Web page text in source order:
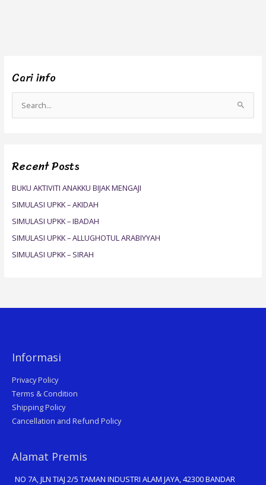
Cari info
e
c
o
r
:
Recent Posts
BUKU AKTIVITI ANAKKU BIJAK MENGAJI
SIMULASI UPKK – AKIDAH
SIMULASI UPKK – IBADAH
SIMULASI UPKK – ALLUGHOTUL ARABIYYAH
SIMULASI UPKK – SIRAH
Informasi
Privacy Policy
Terms & Condition
Shipping Policy
Cancellation and Refund Policy
Alamat Premis
NO 7A, JLN TIAJ 2/5 TAMAN INDUSTRI ALAM JAYA, 42300 BANDAR